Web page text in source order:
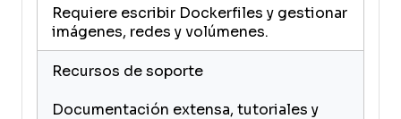
Requiere escribir Dockerfiles y gestionar
imágenes, redes y volúmenes.
Recursos de soporte
Documentación extensa, tutoriales y